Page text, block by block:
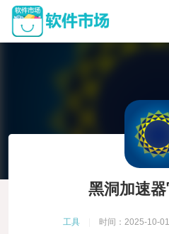
黑洞加速
工具 时间：2025-10-01